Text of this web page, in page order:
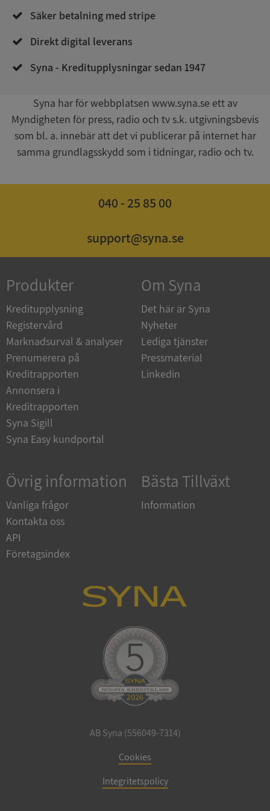
Säker betalning med stripe
Direkt digital leverans
Syna - Kreditupplysningar sedan 1947
Syna har för webbplatsen www.syna.se ett av
Myndigheten för press, radio och tv s.k. utgivningsbevis
som bl. a. innebär att det vi publicerar på internet har
samma grundlagsskydd som i tidningar, radio och tv.
040 - 25 85 00
support@syna.se
Produkter
Kreditupplysning
Registervård
Marknadsurval & analyser
Prenumerera på
Kreditrapporten
Annonsera i
Kreditrapporten
Syna Sigill
Syna Easy kundportal
Om Syna
Det här är Syna
Nyheter
Lediga tjänster
Pressmaterial
Linkedin
Övrig information
Vanliga frågor
Kontakta oss
API
Företagsindex
Bästa Tillväxt
Information
AB Syna (556049-7314)
Cookies
Integritetspolicy
VISITOR_PRIVACY_METADATA
YouTube
.youtube.com
5 månader
4 veckor
de.syna.se
ARRAffinity
Microsoft
Corporation
.syna.se
Corporation
upplysningar.syna.se
en.syna.se
Google
Privacy Policy